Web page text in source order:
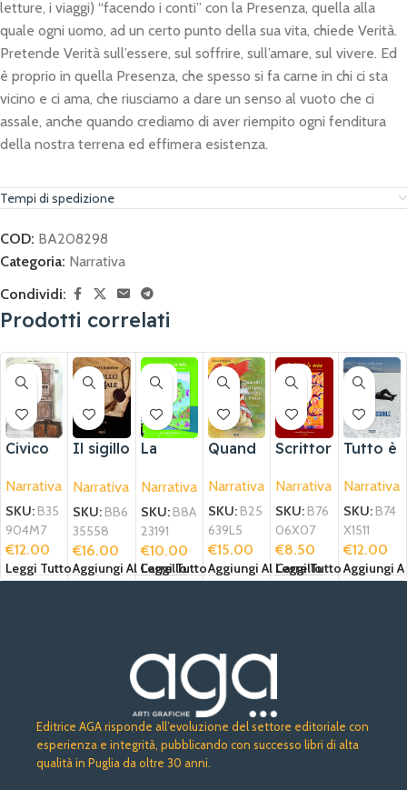
letture, i viaggi) “facendo i conti” con la Presenza, quella alla
quale ogni uomo, ad un certo punto della sua vita, chiede Verità.
Pretende Verità sull’essere, sul soffrire, sull’amare, sul vivere. Ed
è proprio in quella Presenza, che spesso si fa carne in chi ci sta
vicino e ci ama, che riusciamo a dare un senso al vuoto che ci
assale, anche quando crediamo di aver riempito ogni fenditura
della nostra terrena ed effimera esistenza.
Tempi di spedizione
COD: BA208298
Categoria: Narrativa
Condividi:
Prodotti correlati
URI
Civico
Narrativa
SKU: B35
904M7
€12.00
Leggi Tutto
Il sigillo
male
Narrativa
SKU: BB6
35558
€16.00
Aggiungi Al Carrello
URI
La
e più
bella
Narrativa
SKU: B8A
23191
€10.00
Leggi Tutto
Quand
l’utopia
estiva
di
rosso
Narrativa
SKU: B25
639L5
€15.00
Aggiungi Al Carrello
URI
Scrittor
erba
Narrativa
SKU: B76
06X07
€8.50
Leggi Tutto
Tutto è
e
Narrativa
SKU: B74
X1511
€12.00
Aggiungi
Editrice AGA risponde all’evoluzione del settore editoriale con
esperienza e integrità, pubblicando con successo libri di alta
qualità in Puglia da oltre 30 anni.